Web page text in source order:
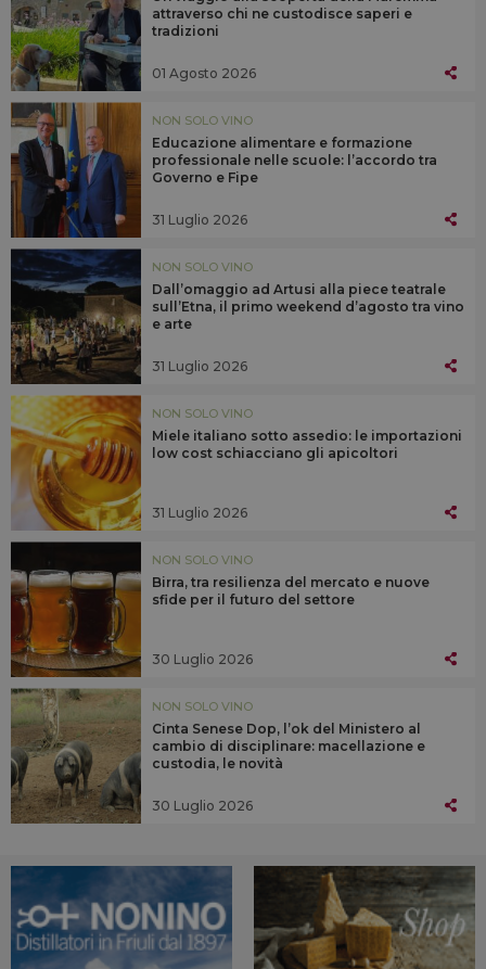
attraverso chi ne custodisce saperi e
tradizioni
01 Agosto 2026
NON SOLO VINO
Educazione alimentare e formazione
professionale nelle scuole: l’accordo tra
Governo e Fipe
31 Luglio 2026
NON SOLO VINO
Dall’omaggio ad Artusi alla piece teatrale
sull’Etna, il primo weekend d’agosto tra vino
e arte
31 Luglio 2026
NON SOLO VINO
Miele italiano sotto assedio: le importazioni
low cost schiacciano gli apicoltori
31 Luglio 2026
NON SOLO VINO
Birra, tra resilienza del mercato e nuove
sfide per il futuro del settore
30 Luglio 2026
NON SOLO VINO
Cinta Senese Dop, l’ok del Ministero al
cambio di disciplinare: macellazione e
custodia, le novità
30 Luglio 2026